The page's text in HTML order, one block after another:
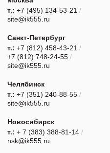
т.: +7 (495) 134-53-21 /
site@ik555.ru
Санкт-Петербург
т.: +7 (812) 458-43-21 /
+7 (812) 748-24-55 /
site@ik555.ru
Челябинск
т.: +7 (351) 240-88-55 /
site@ik555.ru
Новосибирск
т.: + 7 (383) 388-81-14 /
nsk@ik555.ru